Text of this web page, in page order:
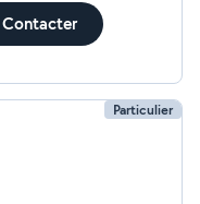
Contacter
Particulier